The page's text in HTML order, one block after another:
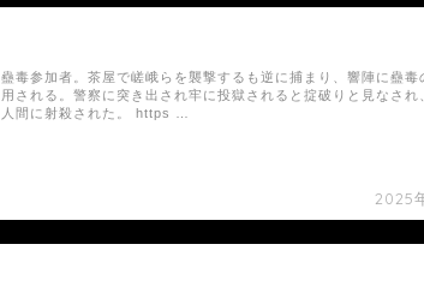
2025
蠱毒参加者。茶屋で嵯峨らを襲撃するも逆に捕まり、響陣に蠱毒
用される。警察に突き出され牢に投獄されると掟破りと見なされ
人間に射殺された。 https …